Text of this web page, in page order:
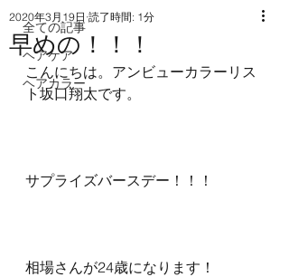
全ての記事
ヘアケア
ヘアカラー
早めの！！！
2020年3月19日 読了時間: 1分
こんにちは。アンビューカラーリス
ト坂口翔太です。
サプライズバースデー！！！
相場さんが24歳になります！